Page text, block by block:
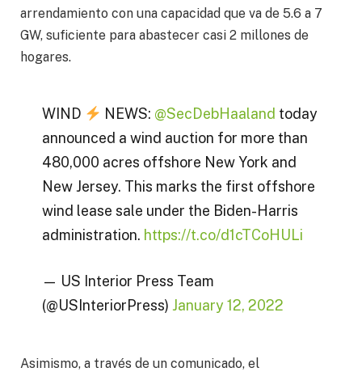
arrendamiento con una capacidad que va de 5.6 a 7
GW, suficiente para abastecer casi 2 millones de
hogares.
WIND NEWS: @SecDebHaaland today
announced a wind auction for more than
480,000 acres offshore New York and
New Jersey. This marks the first offshore
wind lease sale under the Biden-Harris
administration. https://t.co/d1cTCoHULi
— US Interior Press Team
(@USInteriorPress) January 12, 2022
Asimismo, a través de un comunicado, el